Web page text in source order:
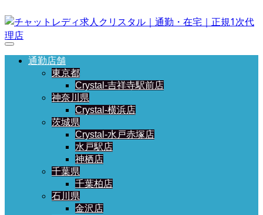
通勤店舗
東京都
Crystal-吉祥寺駅前店
神奈川県
Crystal-横浜店
茨城県
Crystal-水戸赤塚店
水戸駅店
神栖店
千葉県
千葉柏店
石川県
金沢店